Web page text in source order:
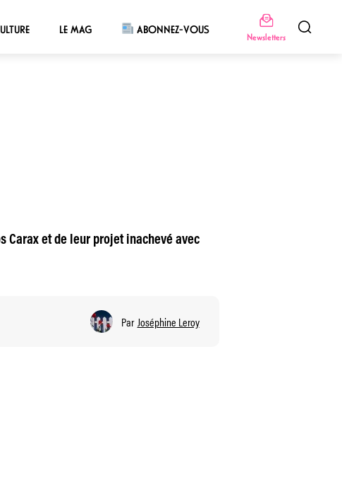
LE MAG ABONNEZ-VOUS
Newsletters
Carax et de leur projet inachevé avec
Par Joséphine Leroy